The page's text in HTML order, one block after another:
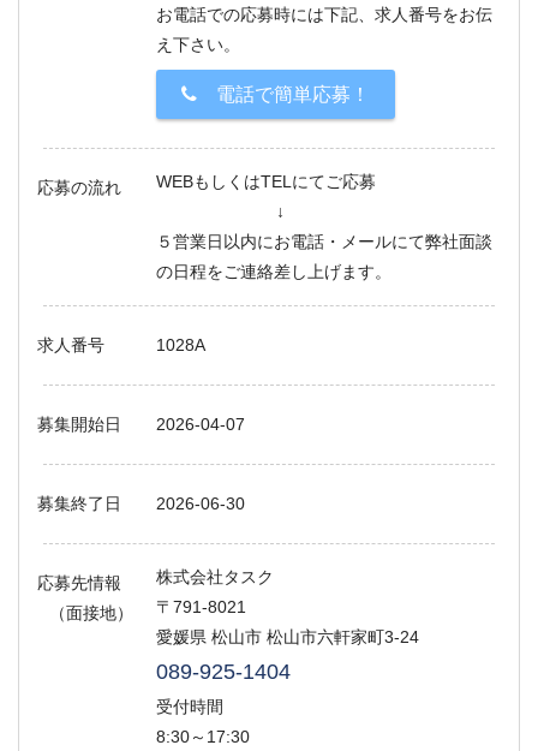
お電話での応募時には下記、求人番号をお伝
え下さい。
電話で簡単応募！
応募の流れ
WEBもしくはTELにてご応募
↓
５営業日以内にお電話・メールにて弊社面談
の日程をご連絡差し上げます。
求人番号 1028A
募集開始日 2026-04-07
募集終了日 2026-06-30
応募先情報
（面接地）
株式会社タスク
〒791-8021
愛媛県 松山市 松山市六軒家町3-24
089-925-1404
受付時間
8:30～17:30